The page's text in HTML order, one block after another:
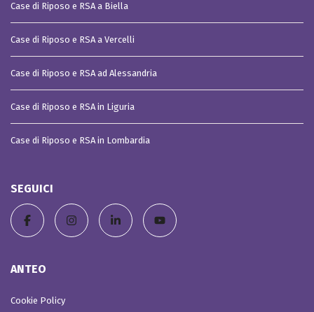
Case di Riposo e RSA a Biella
Case di Riposo e RSA a Vercelli
Case di Riposo e RSA ad Alessandria
Case di Riposo e RSA in Liguria
Case di Riposo e RSA in Lombardia
SEGUICI
ANTEO
Cookie Policy